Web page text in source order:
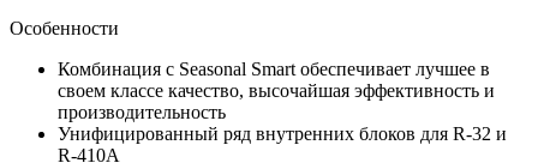
Особенности
Комбинация с Seasonal Smart обеспечивает лучшее в
своем классе качество, высочайшая эффективность и
производительность
Унифицированный ряд внутренних блоков для R-32 и
R-410A